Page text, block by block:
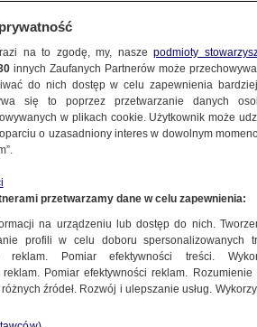
i manipulacja
na to zgodę, my, naszepodmioty
innych Zaufanych Partnerów może
do nich dostęp w celu zapewnienia
się to poprzez przetwarzanie danych
w plikach cookie. Użytkownik może
o uzasadniony interes w dowolnym
przetwarzamy dane w celu zapewnienia:
na urządzeniu lub dostęp do nich.
profili w celu doboru spersonalizowanych
reklam. Pomiar efektywności treści.
Pomiar efektywności reklam.
źródeł. Rozwój i ulepszanie usług.